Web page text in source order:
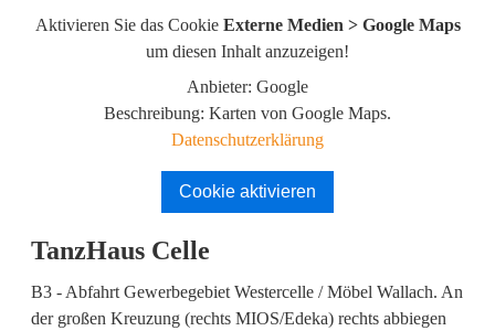
Aktivieren Sie das Cookie Externe Medien > Google Maps
um diesen Inhalt anzuzeigen!
Anbieter: Google
Beschreibung: Karten von Google Maps.
Datenschutzerklärung
Cookie aktivieren
TanzHaus Celle
B3 - Abfahrt Gewerbegebiet Westercelle / Möbel Wallach. An
der großen Kreuzung (rechts MIOS/Edeka) rechts abbiegen